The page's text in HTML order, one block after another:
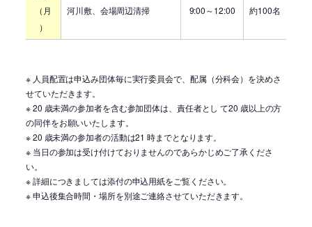
（月
）
河川敷、会場周辺清掃 9:00～12:00 約100名
※ 人員配置は申込み団体毎に実行委員会で、配属（分科会）を決めさ
せていただきます。
※ 20 歳未満の参加者を含む参加団体は、責任者とし て20 歳以上の方
の同伴をお願いいたします。
※ 20 歳未満の参加者の活動は21 時までとなります。
※ 当日の参加は受け付けておりませんのであらかじめご了承くださ
い。
※ 詳細につきましては添付の申込用紙をご覧ください。
※ 申込後集合時間・場所を別途ご連絡させていただきます。